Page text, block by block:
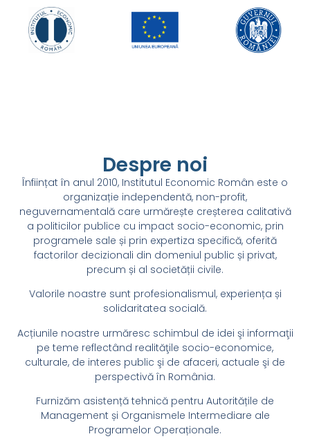
Despre noi
Înființat în anul 2010, Institutul Economic Român este o
organizație independentă, non-profit,
neguvernamentală care urmărește creșterea calitativă
a politicilor publice cu impact socio-economic, prin
programele sale și prin expertiza specifică, oferită
factorilor decizionali din domeniul public și privat,
precum și al societății civile.
Valorile noastre sunt profesionalismul, experiența și
solidaritatea socială.
Acțiunile noastre urmăresc schimbul de idei şi informaţii
pe teme reflectând realităţile socio-economice,
culturale, de interes public şi de afaceri, actuale şi de
perspectivă în România.
Furnizăm asistență tehnică pentru Autoritățile de
Management și Organismele Intermediare ale
Programelor Operaționale.